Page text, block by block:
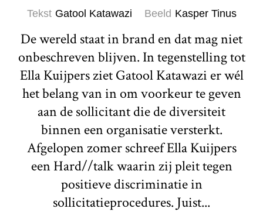
Tekst Gatool Katawazi Beeld Kasper Tinus
De wereld staat in brand en dat mag niet
onbeschreven blijven. In tegenstelling tot
Ella Kuijpers ziet Gatool Katawazi er wél
het belang van in om voorkeur te geven
aan de sollicitant die de diversiteit
binnen een organisatie versterkt.
Afgelopen zomer schreef Ella Kuijpers
een Hard//talk waarin zij pleit tegen
positieve discriminatie in
sollicitatieprocedures. Juist...